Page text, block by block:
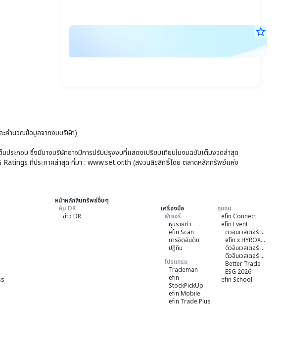
star_border
คำนวณข้อมูลจากงบบริษัท)
ประกอบ ซึ่งมีบางบริษัทอาจมีการปรับปรุงงบที่แสดงเปรียบเทียบในงบฉบับเต็มงวดล่าสุด
Ratings ที่ประกาศล่าสุด ที่มา : www.set.or.th (สงวนลิขสิทธิ์โดย ตลาดหลักทรัพย์แห่ง
หน้าหลักสินทรัพย์อื่นๆ
หุ้น DR
ข่าว DR
เครื่องมือ
ฟีเจอร์
หุ้นรายต้ว
efin Scan
การจัดอันดับ
ปฏิทิน
โปรแกรม
Trademan
efin
StockPickUp
efin Mobile
efin Trade Plus
ชุมชน
efin Connect
efin Event
ติวอินเวสเตอร์ ON TOUR "หาดใหญ่" 2026
efin x HYROX Training Class
ติวอินเวสเตอร์ ON TOUR "ชลบุรี" 2026
ติวอินเวสเตอร์ ON TOUR “เชียงใหม่” 2026
Better Trade
ESG 2026
efin School